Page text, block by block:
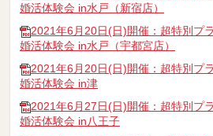
婚活体験会 in水戸（新宿店）
2021年6月20日(日)開催：超特別プ
婚活体験会 in水戸（宇都宮店）
2021年6月20日(日)開催：超特別プ
婚活体験会 in津
2021年6月27日(日)開催：超特別プ
婚活体験会 in八王子